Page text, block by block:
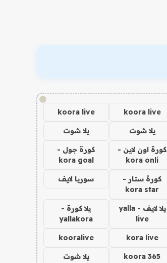
!
koora live
koora live
يلا شوت يلا شوت
كورة اون لاين -
kora onli
كورة جول -
kora goal
كورة ستار -
kora star
سوريا لايف
يلا لايف - yalla
live
يلا كورة -
yallakora
kora live
kooralive
koora 365 يلا شوت